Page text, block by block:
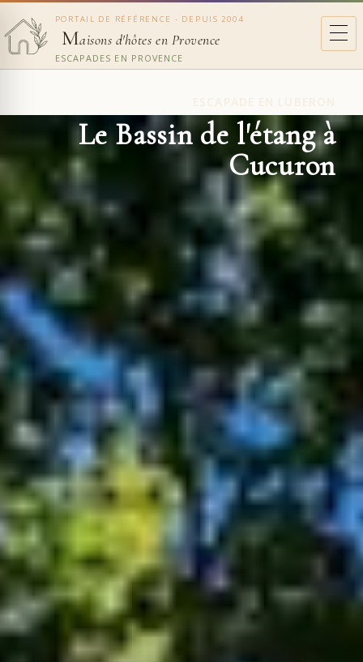
PORTAIL DE RÉFÉRENCE - DEPUIS 2004
Maisons d'hôtes en Provence
ESCAPADES EN PROVENCE
Le Bassin de l'étang à
Cucuron